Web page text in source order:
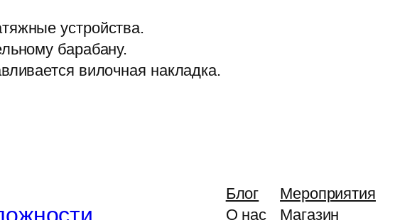
устройства.
барабану.
вилочная накладка.
Блог
О нас
Мероприятия
Магазин